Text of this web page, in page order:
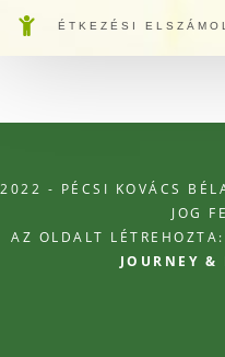
ÉTKEZÉSI
2022 - PÉCSI KOVÁCS
JOG
AZ OLDALT LÉTREHOZTA:
JOURNEY &